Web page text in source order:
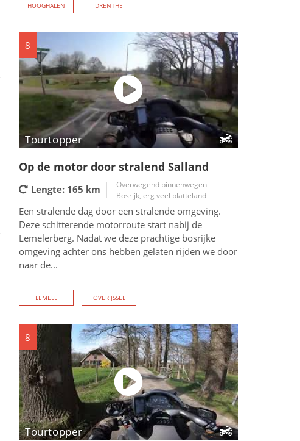
HOOGHALEN DRENTHE
8
Tourtopper
Op de motor door stralend Salland
Lengte: 165 km
Overwegend binnenwegen
Bosrijk, erg veel platteland
Een stralende dag door een stralende omgeving.
Deze schitterende motorroute start nabij de
Lemelerberg. Nadat we deze prachtige bosrijke
omgeving achter ons hebben gelaten rijden we door
naar de...
LEMELE OVERIJSSEL
8
Tourtopper